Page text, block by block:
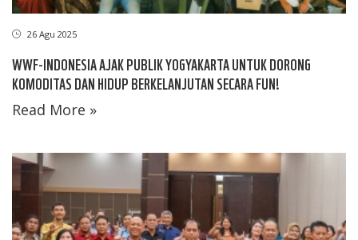
26 Agu 2025
WWF-INDONESIA AJAK PUBLIK YOGYAKARTA UNTUK DORONG
KOMODITAS DAN HIDUP BERKELANJUTAN SECARA FUN!
Read More »